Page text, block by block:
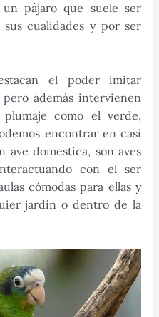
pájaro que suele ser
cualidades y por ser
el poder imitar
además intervienen
como el verde,
encontrar en casi
domestica, son aves
con el ser
cómodas para ellas y
jardín o dentro de la